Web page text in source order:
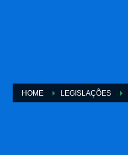
HOME LEGISLAÇÕES